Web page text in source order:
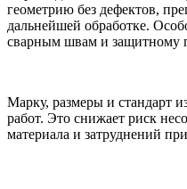
геометрию без дефектов,
дальнейшей обработке.
сварным швам и защитному
Марку, размеры и стандарт
работ. Это снижает риск
материала и затруднений